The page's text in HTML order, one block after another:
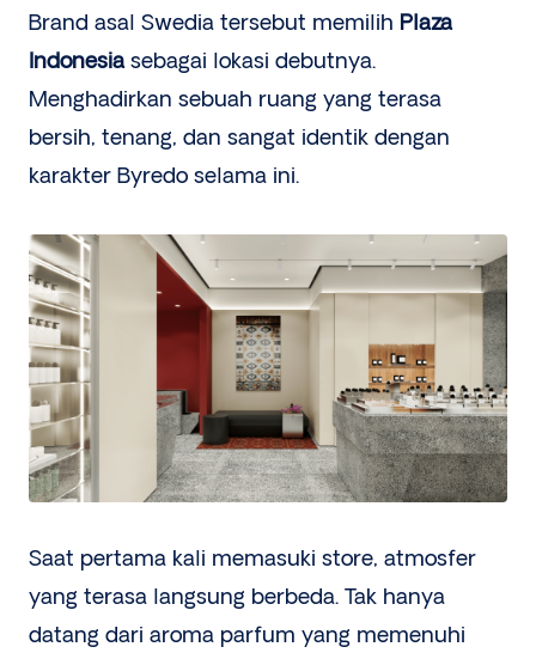
Brand asal Swedia tersebut memilih Plaza
Indonesia sebagai lokasi debutnya.
Menghadirkan sebuah ruang yang terasa
bersih, tenang, dan sangat identik dengan
karakter Byredo selama ini.
Saat pertama kali memasuki store, atmosfer
yang terasa langsung berbeda. Tak hanya
datang dari aroma parfum yang memenuhi